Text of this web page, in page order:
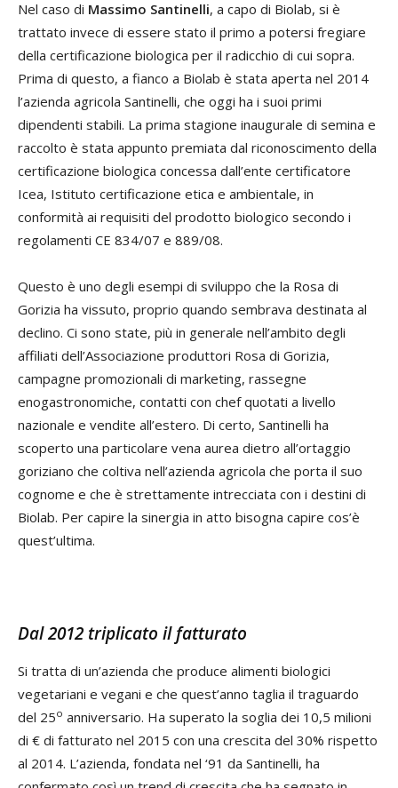
Nel caso di Massimo Santinelli, a capo di Biolab, si è
trattato invece di essere stato il primo a potersi fregiare
della certificazione biologica per il radicchio di cui sopra.
Prima di questo, a fianco a Biolab è stata aperta nel 2014
l’azienda agricola Santinelli, che oggi ha i suoi primi
dipendenti stabili. La prima stagione inaugurale di semina e
raccolto è stata appunto premiata dal riconoscimento della
certificazione biologica concessa dall’ente certificatore
Icea, Istituto certificazione etica e ambientale, in
conformità ai requisiti del prodotto biologico secondo i
regolamenti CE 834/07 e 889/08.
Questo è uno degli esempi di sviluppo che la Rosa di
Gorizia ha vissuto, proprio quando sembrava destinata al
declino. Ci sono state, più in generale nell’ambito degli
affiliati dell’Associazione produttori Rosa di Gorizia,
campagne promozionali di marketing, rassegne
enogastronomiche, contatti con chef quotati a livello
nazionale e vendite all’estero. Di certo, Santinelli ha
scoperto una particolare vena aurea dietro all’ortaggio
goriziano che coltiva nell’azienda agricola che porta il suo
cognome e che è strettamente intrecciata con i destini di
Biolab. Per capire la sinergia in atto bisogna capire cos’è
quest’ultima.
Dal 2012 triplicato il fatturato
Si tratta di un’azienda che produce alimenti biologici
vegetariani e vegani e che quest’anno taglia il traguardo
del 25o anniversario. Ha superato la soglia dei 10,5 milioni
di € di fatturato nel 2015 con una crescita del 30% rispetto
al 2014. L’azienda, fondata nel ‘91 da Santinelli, ha